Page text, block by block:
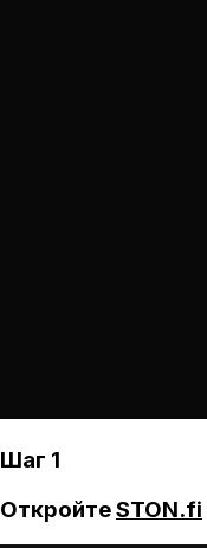
Шаг 1
ОткройтеSTON.fi